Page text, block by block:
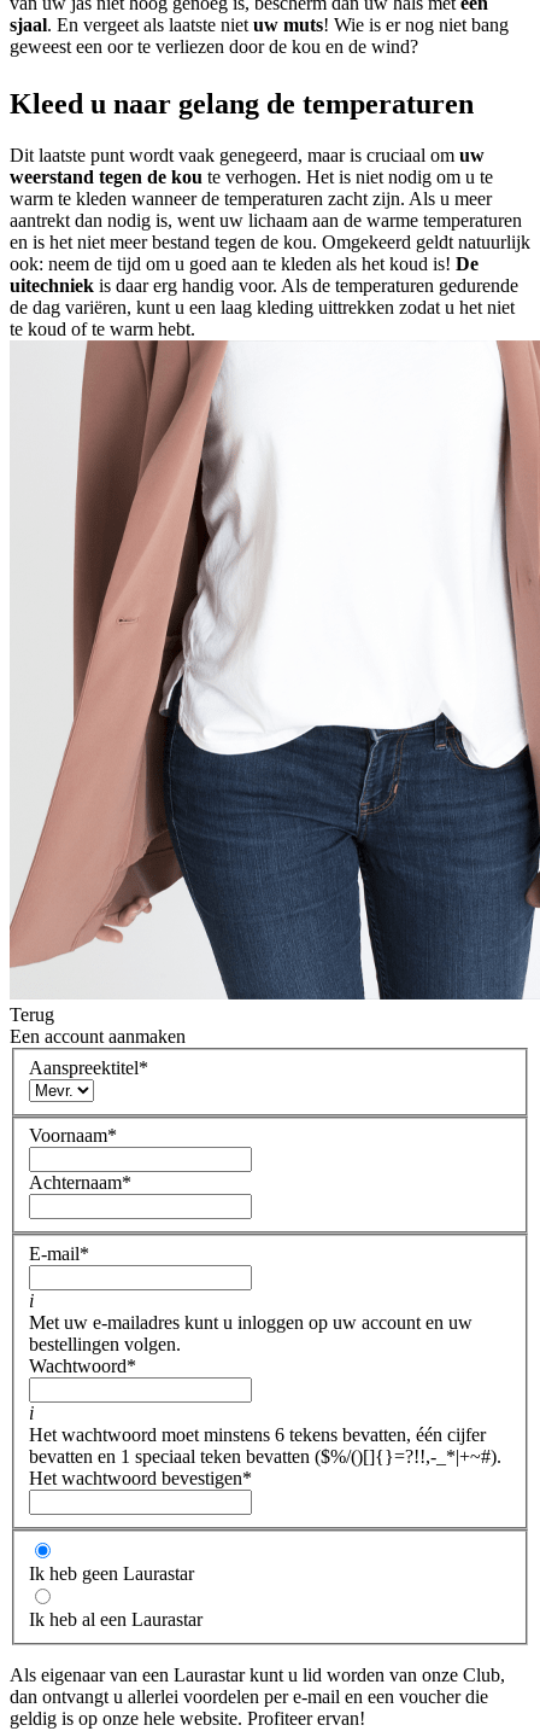
sjaal. En vergeet als laatste niet uw muts! Wie is er nog niet bang
geweest een oor te verliezen door de kou en de wind?
Kleed u naar gelang de temperaturen
Dit laatste punt wordt vaak genegeerd, maar is cruciaal om uw
weerstand tegen de kou te verhogen. Het is niet nodig om u te
warm te kleden wanneer de temperaturen zacht zijn. Als u meer
aantrekt dan nodig is, went uw lichaam aan de warme temperaturen
en is het niet meer bestand tegen de kou. Omgekeerd geldt natuurlijk
ook: neem de tijd om u goed aan te kleden als het koud is! De
uitechniek is daar erg handig voor. Als de temperaturen gedurende
de dag variëren, kunt u een laag kleding uittrekken zodat u het niet
te koud of te warm hebt.
Terug
Een account aanmaken
Aanspreektitel*
Voornaam*
Achternaam*
E-mail*
i
Met uw e-mailadres kunt u inloggen op uw account en uw
bestellingen volgen.
Wachtwoord*
i
Het wachtwoord moet minstens 6 tekens bevatten, één cijfer
bevatten en 1 speciaal teken bevatten ($%/()[]{}=?!!,-_*|+~#).
Het wachtwoord bevestigen*
Ik heb geen Laurastar
Ik heb al een Laurastar
Als eigenaar van een Laurastar kunt u lid worden van onze Club,
dan ontvangt u allerlei voordelen per e-mail en een voucher die
geldig is op onze hele website. Profiteer ervan!